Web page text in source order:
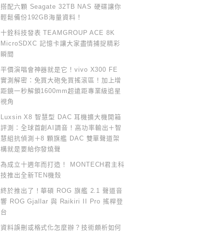
搭配六顆 Seagate 32TB NAS 硬碟讓你
輕鬆備份192GB海量資料！
十銓科技發表 TEAMGROUP ACE 8K
MicroSDXC 記憶卡讓大家盡情捕捉精彩
瞬間
平價演唱會神器就是它！vivo X300 FE
實測解密：免買大砲免買搖滾區！加上增
距鏡一秒解鎖1600mm超遠距專業級追星
視角
Luxsin X8 智慧型 DAC 耳機擴大機開箱
評測：全球首創AI調音！高功率輸出＋智
慧組抗偵測＋8 顆旗艦 DAC 雙單聲道架
構就是要給你發燒聲
為成立十週年而打造！ MONTECH君主科
技推出全新TEN機殼
終於推出了！華碩 ROG 旗艦 2.1 聲道音
響 ROG Gjallar 與 Raikiri II Pro 搖桿登
台
資料誤刪或格式化怎麼辦？技術頗析如何